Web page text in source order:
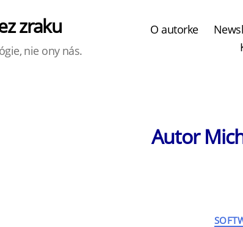
zraku
nie ony nás.
O autorke
Autor